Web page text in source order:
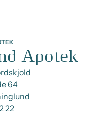
Apotek
64
22